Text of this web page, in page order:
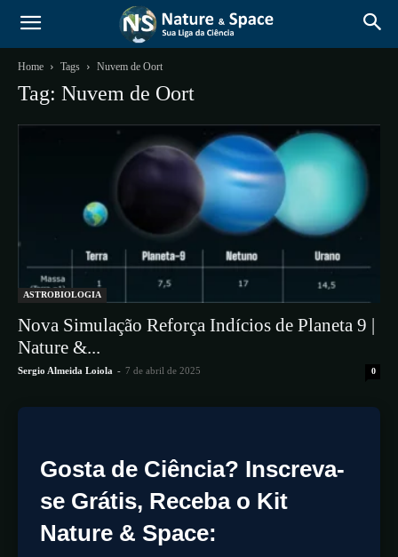
Home Tags Nuvem de Oort
Tag: Nuvem de Oort
ASTROBIOLOGIA
Nova Simulação Reforça Indícios de Planeta 9 |
Nature &...
Sergio Almeida Loiola - 7 de abril de 2025 0
Gosta de Ciência? Inscreva-
se Grátis, Receba o Kit
Nature & Space: